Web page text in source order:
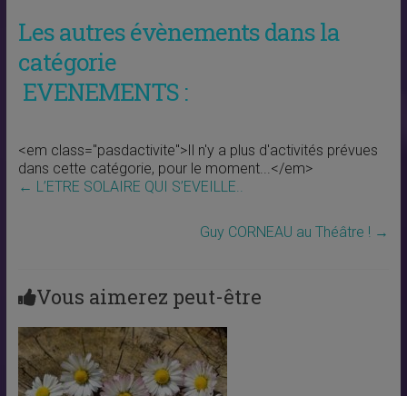
Les autres évènements dans la
catégorie
EVENEMENTS :
<em class="pasdactivite">Il n'y a plus d'activités prévues
dans cette catégorie, pour le moment...</em>
← L’ETRE SOLAIRE QUI S’EVEILLE..
Guy CORNEAU au Théâtre ! →
Vous aimerez peut-être